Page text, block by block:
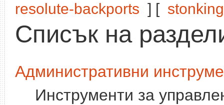
resolute-backports ] [ stonking
Списък на
Административни
Инструменти за